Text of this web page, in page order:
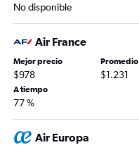
No disponible
Air France
Mejor precio
$978
Promedio
$1.231
A tiempo
77 %
Air Europa